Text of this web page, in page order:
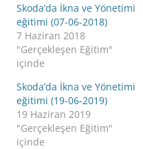
Skoda’da İkna ve Yönetimi
eğitimi (07-06-2018)
7 Haziran 2018
"Gerçekleşen Eğitim"
içinde
Skoda’da İkna ve Yönetimi
eğitimi (19-06-2019)
19 Haziran 2019
"Gerçekleşen Eğitim"
içinde